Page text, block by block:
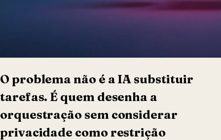
O problema não é a IA substituir
tarefas. É quem desenha a
orquestração sem considerar
privacidade como restrição